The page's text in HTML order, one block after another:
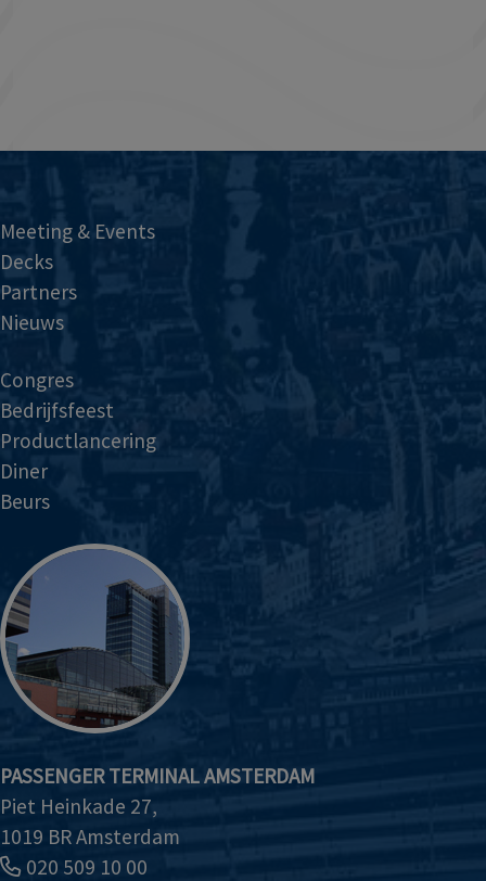
Meeting & Events
Decks
Partners
Nieuws
Congres
Bedrijfsfeest
Productlancering
Diner
Beurs
PASSENGER TERMINAL AMSTERDAM
Piet Heinkade 27,
1019 BR Amsterdam
020 509 10 00